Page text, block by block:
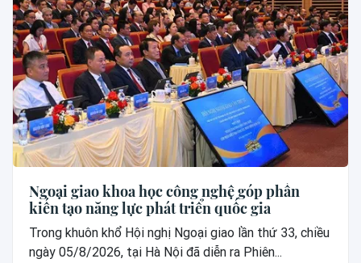
Ngoại giao khoa học công nghệ góp phần
kiến tạo năng lực phát triển quốc gia
Trong khuôn khổ Hội nghị Ngoại giao lần thứ 33, chiều
ngày 05/8/2026, tại Hà Nội đã diễn ra Phiên...